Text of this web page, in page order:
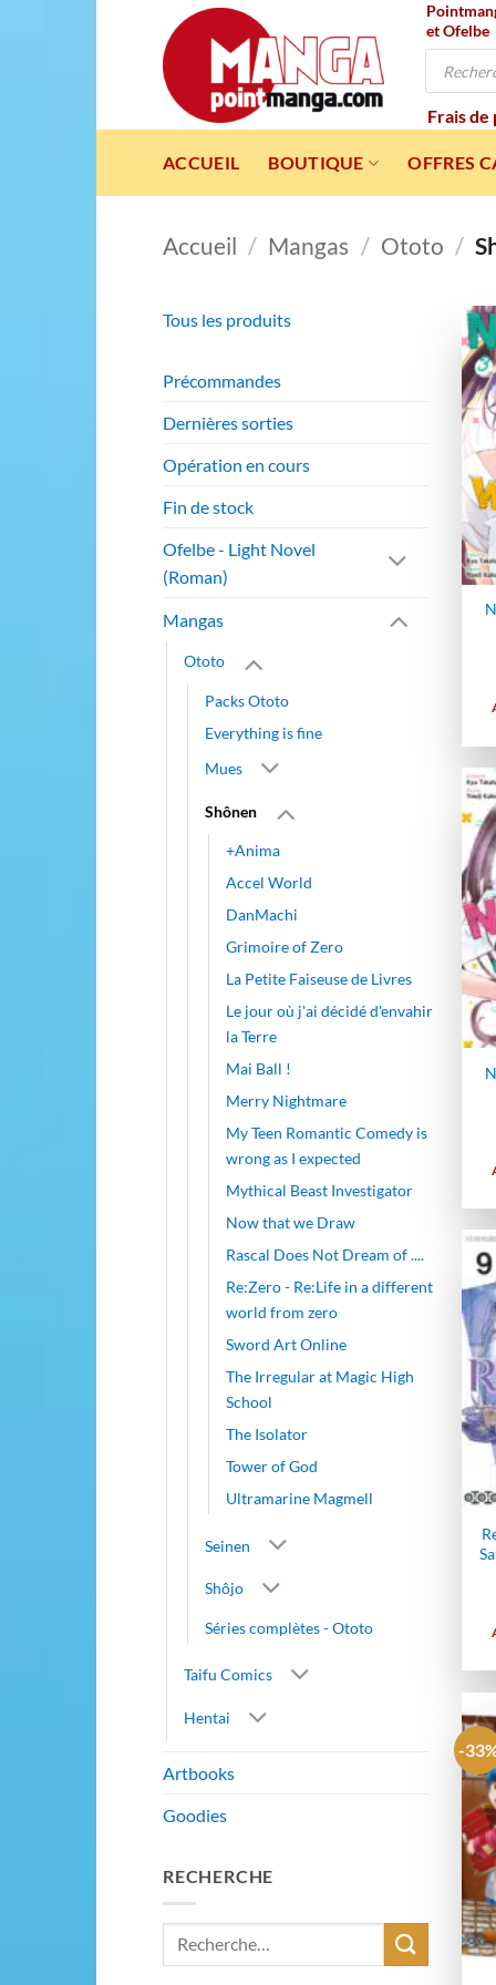
et Ofelbe
Recherche
Frais de
ACCUEIL BOUTIQUE OFFRES
Accueil / Mangas / Ototo /
Tous les produits
Précommandes
Dernières sorties
Opération en cours
Fin de stock
Ofelbe - Light Novel
(Roman)
Mangas
Ototo
Packs Ototo
Everything is fine
Mues
Shônen
+Anima
Accel World
DanMachi
Grimoire of Zero
La Petite Faiseuse de Livres
Le jour où j'ai décidé d'envahir
la Terre
Mai Ball !
Merry Nightmare
My Teen Romantic Comedy is
wrong as I expected
Mythical Beast Investigator
Now that we Draw
Rascal Does Not Dream of ....
Re:Zero - Re:Life in a different
world from zero
Sword Art Online
The Irregular at Magic High
School
The Isolator
Tower of God
Ultramarine Magmell
Seinen
Shôjo
Séries complètes - Ototo
Taifu Comics
Hentai
Artbooks
Goodies
RECHERCHE
Recherche
-